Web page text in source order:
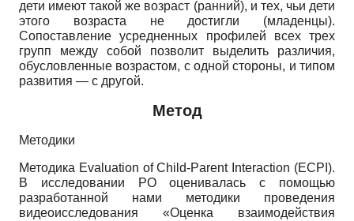
дети имеют такой же возраст (ранний), и тех, чьи дети
этого возраста не достигли (младенцы).
Сопоставление усредненных профилей всех трех
групп между собой позволит выделить различия,
обусловленные возрастом, с одной стороны, и типом
развития — с другой.
Метод
Методики
Методика Evaluation of Child-Parent Interaction (ECPI).
В исследовании РО оценивалась с помощью
разработанной нами методики проведения
видеоисследования «Оценка взаимодействия